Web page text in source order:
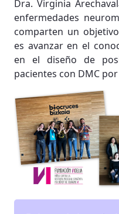
Dra. Virginia
enfermedades
comparten un
es avanzar en el
en el diseño de
pacientes con DMC